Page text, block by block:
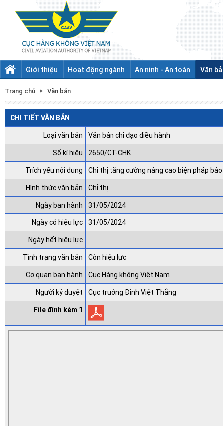
Giới thiệu Hoạt động ngành An ninh - An toàn Văn
Trang chủ Văn bản
CHI TIẾT VĂN BẢN
Loại văn bản
Văn bản chỉ đạo điều hành
Số kí hiệu
2650/CT-CHK
Trích yếu nội dung
Chỉ thị tăng cường nâng cao biện pháp
Hình thức văn bản
Chỉ thị
Ngày ban hành
31/05/2024
Ngày có hiệu lực 31/05/2024
Ngày hết hiệu lực
Tình trạng văn bản
Còn hiệu lực
Cơ quan ban hành
Cục Hàng không Việt Nam
Người ký duyệt
Cục trưởng Đinh Việt Thắng
File đính kèm 1